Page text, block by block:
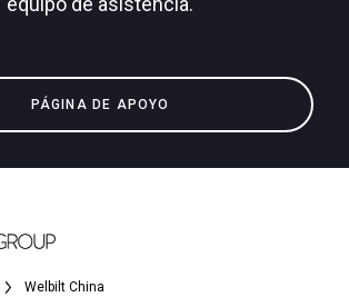
PÁGINA DE APOYO
Welbilt China